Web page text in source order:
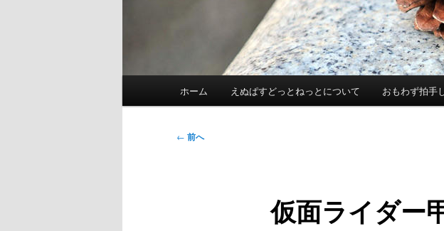
ホーム えぬぱすどっとねっとについて おもわず拍手
投
← 前へ
仮面ライダー